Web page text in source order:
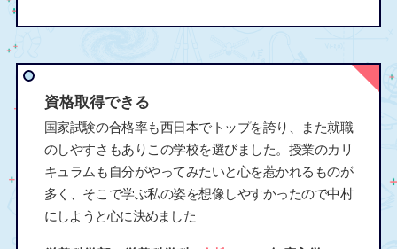
資格取得できる
国家試験の合格率も西日本でトップを誇り、また就職
のしやすさもありこの学校を選びました。授業のカリ
キュラムも自分がやってみたいと心を惹かれるものが
多く、そこで学ぶ私の姿を想像しやすかったので中村
にしようと心に決めました